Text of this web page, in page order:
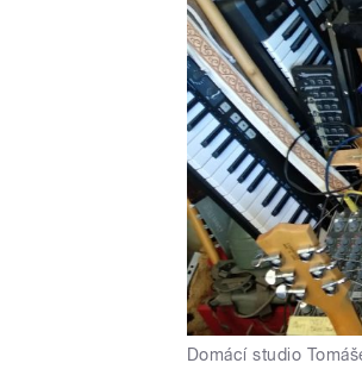
Domácí studio